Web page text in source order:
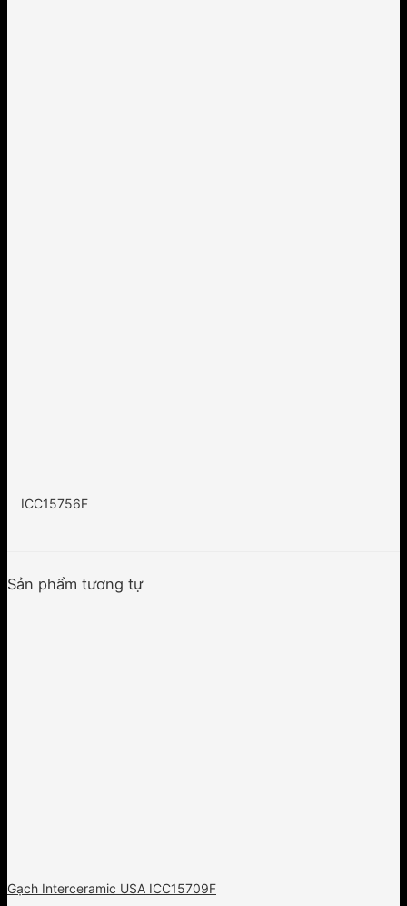
ICC15756F
Sản phẩm tương tự
Gạch Interceramic USA ICC15709F